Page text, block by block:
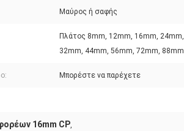
Μαύρος ή σαφής
Πλάτος 8mm, 12mm, 16mm, 24mm,
32mm, 44mm, 56mm, 72mm, 88mm
Μπορέστε να παρέχετε
16mm CP